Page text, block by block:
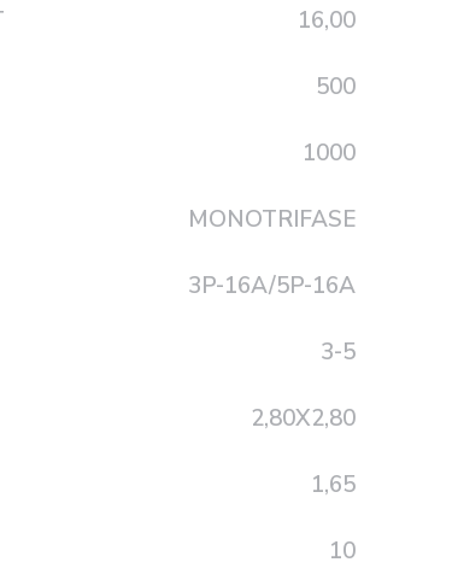
16,00
500
1000
MONOTRIFASE
3P-16A/5P-16A
3-5
2,80X2,80
1,65
10